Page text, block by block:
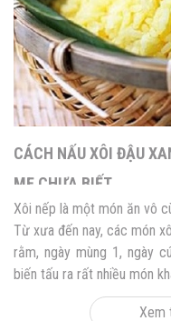
CÁCH NẤU XÔI ĐẬU
MẸ CHƯA BIẾT
Xôi nếp là một món ăn vô
Từ xưa đến nay, các món
rằm, ngày mùng 1, ngày
biến tấu ra rất nhiều món
Xem